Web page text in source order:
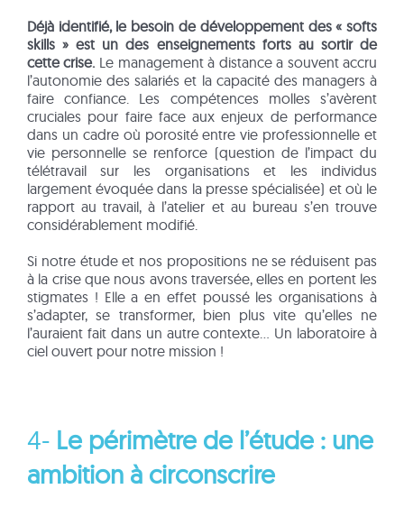
Déjà identifié, le besoin de développement des « softs
skills » est un des enseignements forts au sortir de
cette crise. Le management à distance a souvent accru
l’autonomie des salariés et la capacité des managers à
faire confiance. Les compétences molles s’avèrent
cruciales pour faire face aux enjeux de performance
dans un cadre où porosité entre vie professionnelle et
vie personnelle se renforce (question de l’impact du
télétravail sur les organisations et les individus
largement évoquée dans la presse spécialisée) et où le
rapport au travail, à l’atelier et au bureau s’en trouve
considérablement modifié.
Si notre étude et nos propositions ne se réduisent pas
à la crise que nous avons traversée, elles en portent les
stigmates ! Elle a en effet poussé les organisations à
s’adapter, se transformer, bien plus vite qu’elles ne
l’auraient fait dans un autre contexte… Un laboratoire à
ciel ouvert pour notre mission !
4- Le périmètre de l’étude : une
ambition à circonscrire